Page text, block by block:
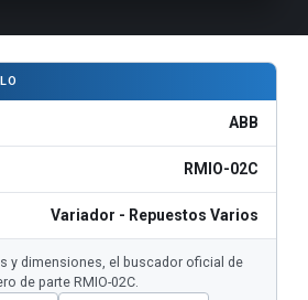
ABB
RMIO-02C
Variador - Repuestos Varios
y dimensiones, el buscador oficial de
de parte RMIO-02C.